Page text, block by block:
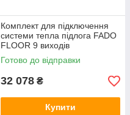
Комплект для підключення
системи тепла підлога FADO
FLOOR 9 виходів
Готово до відправки
32 078 ₴
Купити